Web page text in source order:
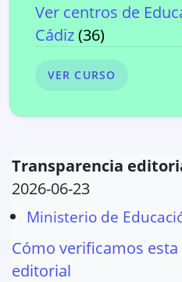
Ver centros de
Cádiz(36)
VER CURSO
Transparencia
2026-06-23
Ministerio de
Cómo verificamos
editorial